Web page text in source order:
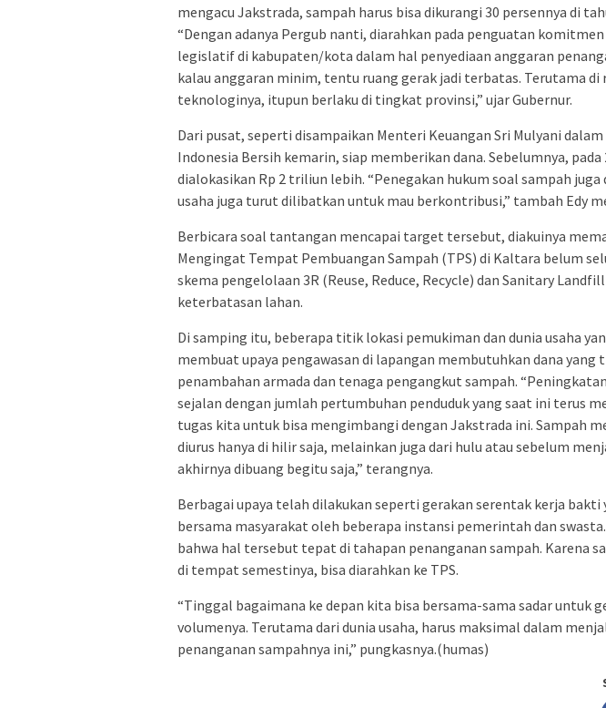
mengacu Jakstrada, sampah harus bisa dikurangi 30 persennya di
“Dengan adanya Pergub nanti, diarahkan pada penguatan
legislatif di kabupaten/kota dalam hal penyediaan anggaran
kalau anggaran minim, tentu ruang gerak jadi terbatas. Terutama di
teknologinya, itupun berlaku di tingkat provinsi,” ujar Gubernur.
Dari pusat, seperti disampaikan Menteri Keuangan Sri Mulyani dalam
Indonesia Bersih kemarin, siap memberikan dana. Sebelumnya, pada
dialokasikan Rp 2 triliun lebih. “Penegakan hukum soal sampah juga
usaha juga turut dilibatkan untuk mau berkontribusi,” tambah Edy
Berbicara soal tantangan mencapai target tersebut, diakuinya
Mengingat Tempat Pembuangan Sampah (TPS) di Kaltara belum
skema pengelolaan 3R (Reuse, Reduce, Recycle) dan Sanitary
keterbatasan lahan.
Di samping itu, beberapa titik lokasi pemukiman dan dunia usaha
membuat upaya pengawasan di lapangan membutuhkan dana yang
penambahan armada dan tenaga pengangkut sampah.
sejalan dengan jumlah pertumbuhan penduduk yang saat ini terus
tugas kita untuk bisa mengimbangi dengan Jakstrada ini. Sampah
diurus hanya di hilir saja, melainkan juga dari hulu atau sebelum
akhirnya dibuang begitu saja,” terangnya.
Berbagai upaya telah dilakukan seperti gerakan serentak kerja bakti
bersama masyarakat oleh beberapa instansi pemerintah dan
bahwa hal tersebut tepat di tahapan penanganan sampah. Karena
di tempat semestinya, bisa diarahkan ke TPS.
“Tinggal bagaimana ke depan kita bisa bersama-sama sadar untuk
volumenya. Terutama dari dunia usaha, harus maksimal dalam
penanganan sampahnya ini,” pungkasnya.(humas)